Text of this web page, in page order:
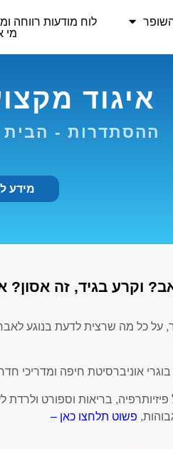
לוח מודעות רווחה
מי
איגוד
ההסתדרות -
מידע
וקרע בגיד, זה
על כל מה שרצית לדעת בנוגע
בוגרי אוניברסיטת חיפה ומדריכי
בריאות וספורט ולרדת
פשוט תלחצו כאן –